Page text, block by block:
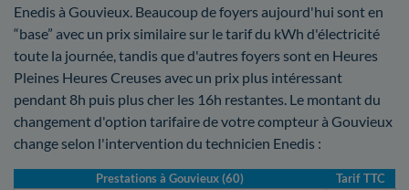
Enedis à Gouvieux. Beaucoup de foyers aujourd'hui sont en
“base” avec un prix similaire sur le tarif du kWh d'électricité
toute la journée, tandis que d'autres foyers sont en Heures
Pleines Heures Creuses avec un prix plus intéressant
pendant 8h puis plus cher les 16h restantes. Le montant du
changement d'option tarifaire de votre compteur à Gouvieux
change selon l'intervention du technicien Enedis :
Prestations à Gouvieux (60) Tarif TTC